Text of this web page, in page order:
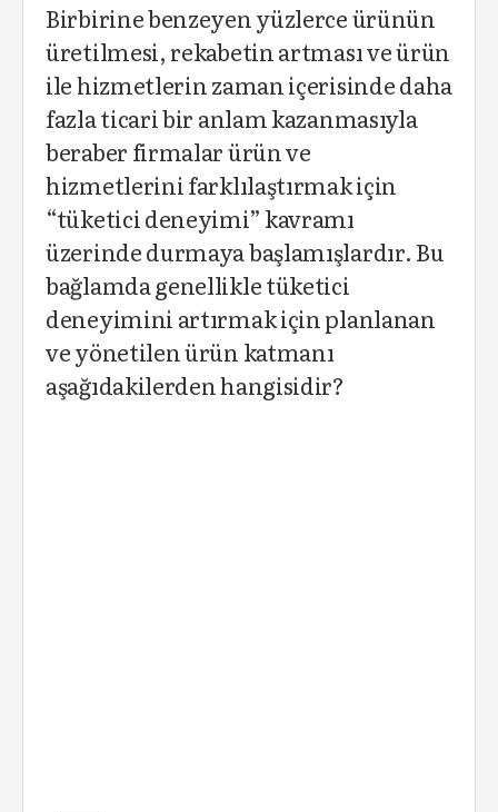
Birbirine benzeyen yüzlerce ürünün
üretilmesi, rekabetin artması ve ürün
ile hizmetlerin zaman içerisinde daha
fazla ticari bir anlam kazanmasıyla
beraber firmalar ürün ve
hizmetlerini farklılaştırmak için
“tüketici deneyimi” kavramı
üzerinde durmaya başlamışlardır. Bu
bağlamda genellikle tüketici
deneyimini artırmak için planlanan
ve yönetilen ürün katmanı
aşağıdakilerden hangisidir?